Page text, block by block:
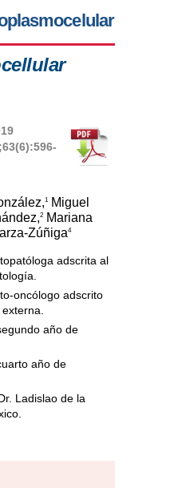
1
Miguel
2
Mariana
Zúñiga4
adscrita al
oncólogo adscrito
año de
año de
Ladislao de la